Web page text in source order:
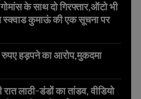
के साथ दो गिरफ्तार,ऑटो भी
स्क्वाड कुमाऊं की एक सूचना पर
रुपए हड़पने का आरोप,मुकदमा
लाठी-डंडों का तांडव, वीडियो